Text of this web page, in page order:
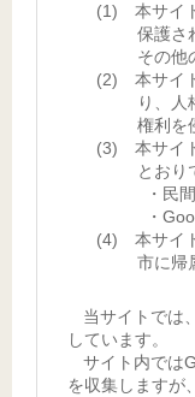
(1) 本サイ
保護さ
その他
(2) 本サイ
り、人
権利を
(3) 本サイ
とおり
・民
・
(4) 本サイ
市に帰
当サイトでは
しています。
サイト内では
を収集しますが